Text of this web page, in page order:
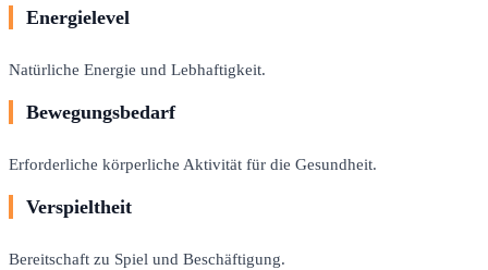
Energielevel
Natürliche Energie und Lebhaftigkeit.
Bewegungsbedarf
Erforderliche körperliche Aktivität für die Gesundheit.
Verspieltheit
Bereitschaft zu Spiel und Beschäftigung.